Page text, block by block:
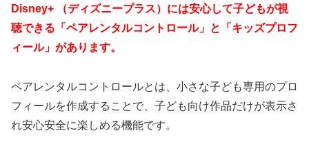
Disney+ （ディズニープラス）には安心して子どもが視
聴できる「ペアレンタルコントロール」と「キッズプロフ
ィール」があります。
ペアレンタルコントロールとは、小さな子ども専用のプロ
フィールを作成することで、子ども向け作品だけが表示さ
れ安心安全に楽しめる機能です。